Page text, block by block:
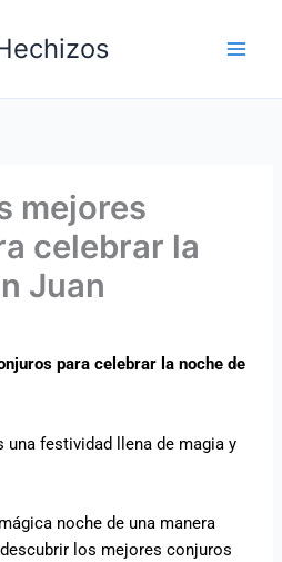
mejores
celebrar la
Juan
para celebrar la noche de
una festividad llena de magia y
noche de una manera
los mejores conjuros